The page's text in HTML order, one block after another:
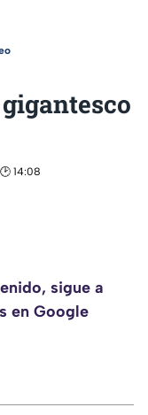
14:08
sigue a
en Google